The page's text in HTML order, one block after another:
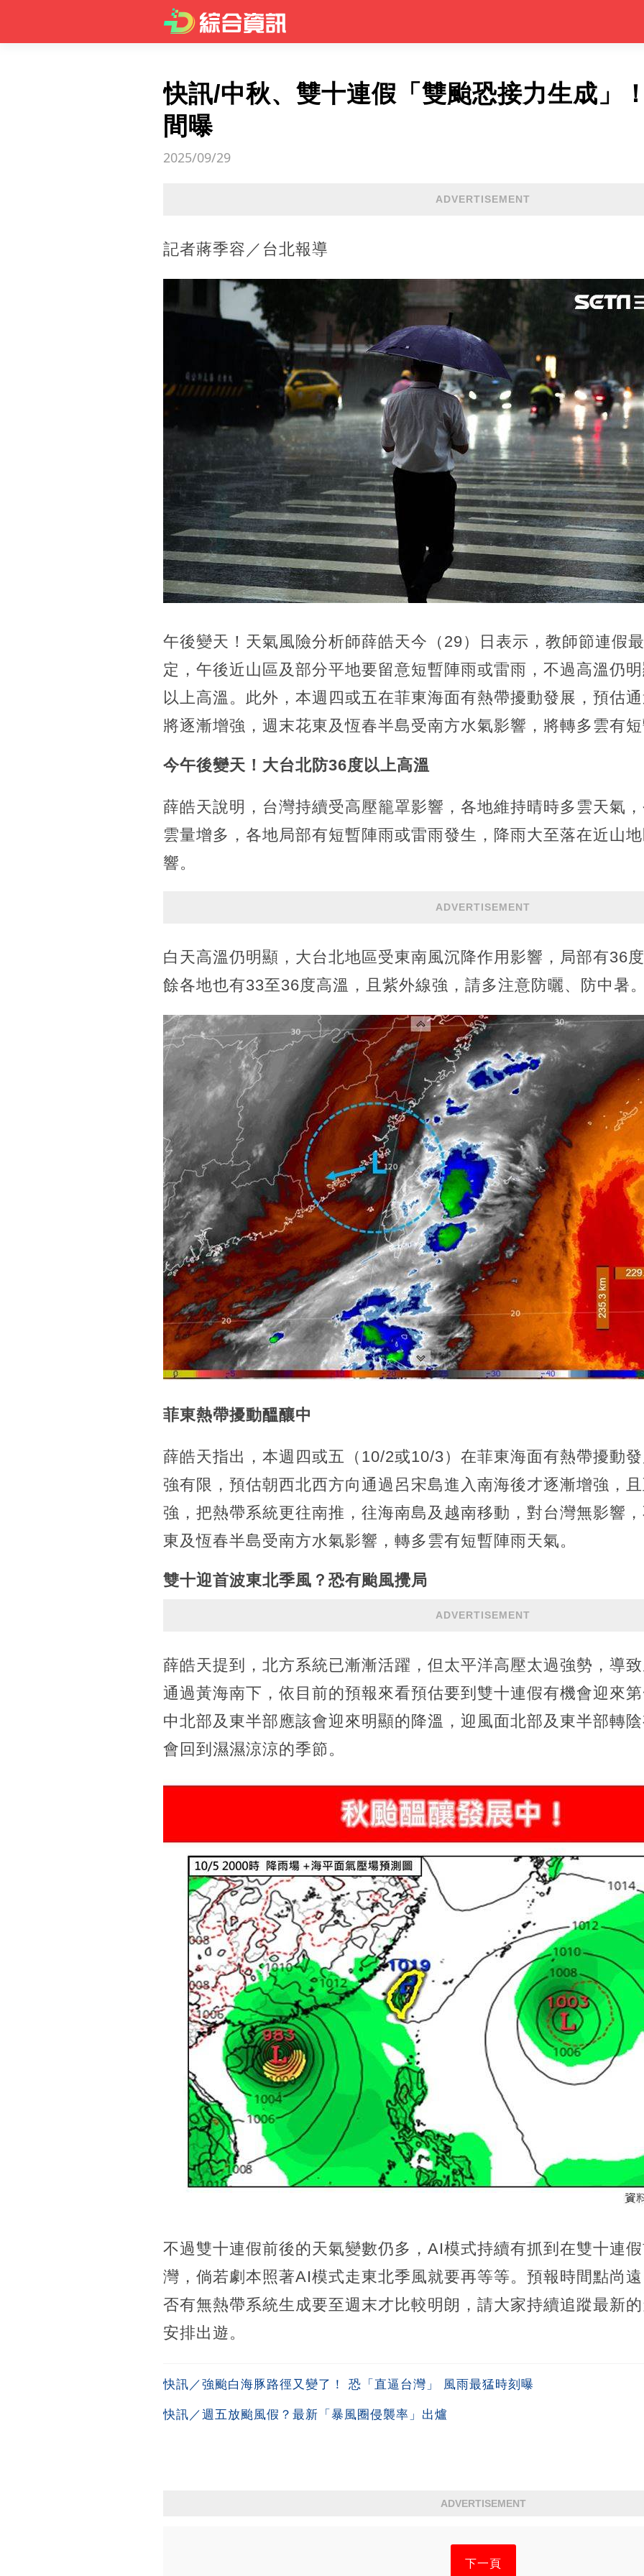
快訊/中秋、雙十連假「雙颱恐接力生成」
間曝
2025/09/29
ADVERTISEMENT
記者蔣季容／台北報導
午後變天！天氣風險分析師薛皓天今（29）日表示，教師節連假
定，午後近山區及部分平地要留意短暫陣雨或雷雨，不過高溫仍
以上高溫。此外，本週四或五在菲東海面有熱帶擾動發展，預估
將逐漸增強，週末花東及恆春半島受南方水氣影響，將轉多雲有
今午後變天！大台北防36度以上高溫
薛皓天說明，台灣持續受高壓籠罩影響，各地維持晴時多雲天氣
雲量增多，各地局部有短暫陣雨或雷雨發生，降雨大至落在近山
響。
ADVERTISEMENT
白天高溫仍明顯，大台北地區受東南風沉降作用影響，局部有36
餘各地也有33至36度高溫，且紫外線強，請多注意防曬、防中暑
菲東熱帶擾動醞釀中
薛皓天指出，本週四或五（10/2或10/3）在菲東海面有熱帶擾動
強有限，預估朝西北西方向通過呂宋島進入南海後才逐漸增強，
強，把熱帶系統更往南推，往海南島及越南移動，對台灣無影響
東及恆春半島受南方水氣影響，轉多雲有短暫陣雨天氣。
雙十迎首波東北季風？恐有颱風攪局
ADVERTISEMENT
薛皓天提到，北方系統已漸漸活躍，但太平洋高壓太過強勢，導
通過黃海南下，依目前的預報來看預估要到雙十連假有機會迎來
中北部及東半部應該會迎來明顯的降溫，迎風面北部及東半部轉
會回到濕濕涼涼的季節。
不過雙十連假前後的天氣變數仍多，AI模式持續有抓到在雙十連
灣，倘若劇本照著AI模式走東北季風就要再等等。預報時間點尚
否有無熱帶系統生成要至週末才比較明朗，請大家持續追蹤最新
安排出遊。
快訊／強颱白海豚路徑又變了！ 恐「直逼台灣」 風雨最猛時刻曝
快訊／週五放颱風假？最新「暴風圈侵襲率」出爐
ADVERTISEMENT
下一頁